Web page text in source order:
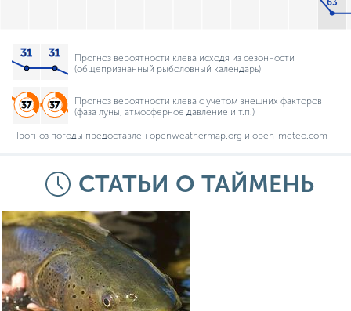
63
Прогноз вероятности клева исходя из сезонности
(общепризнанный рыболовный календарь)
Прогноз вероятности клева с учетом внешних факторов
(фаза луны, атмосферное давление и т.п.)
Прогноз погоды предоставлен openweathermap.org и open-meteo.com
СТАТЬИ О ТАЙМЕНЬ